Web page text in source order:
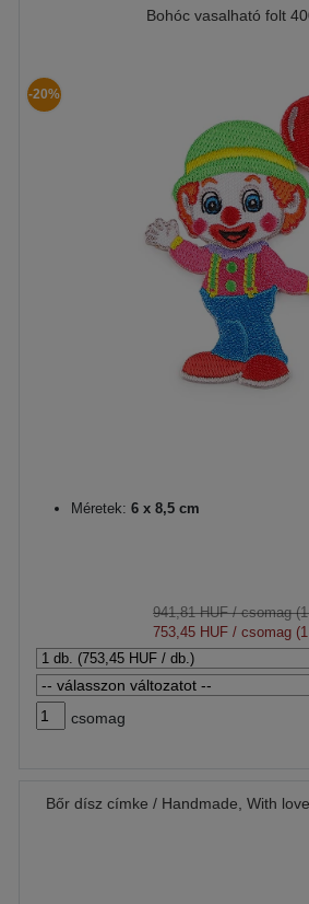
Bohóc vasalható folt
-20%
Méretek: 6 x 8,5 cm
941,81 HUF/ csomag
753,45 HUF / csomag
csomag
Bőr dísz címke / Handmade, With